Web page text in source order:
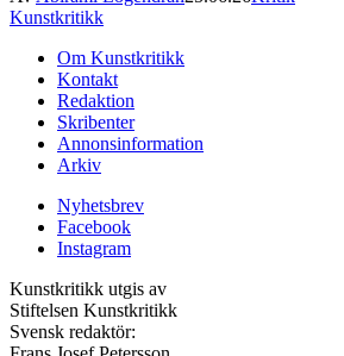
Kunstkritikk
Om Kunstkritikk
Kontakt
Redaktion
Skribenter
Annonsinformation
Arkiv
Nyhetsbrev
Facebook
Instagram
Kunstkritikk utgis av
Stiftelsen Kunstkritikk
Svensk redaktör: